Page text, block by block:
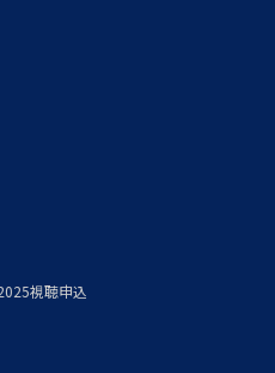
視聴申込